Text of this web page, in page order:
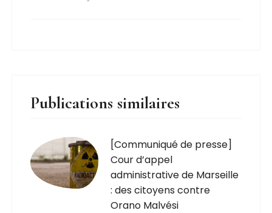
Publications similaires
[Communiqué de presse]
Cour d’appel
administrative de Marseille
: des citoyens contre
Orano Malvési